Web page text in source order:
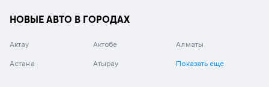
НОВЫЕ АВТО В ГОРОДАХ
Актау Актобе Алматы
Астана Атырау Показать еще